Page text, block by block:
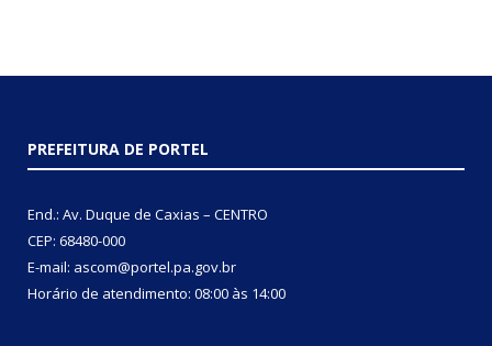
PREFEITURA DE PORTEL
End.: Av. Duque de Caxias – CENTRO
CEP: 68480-000
E-mail: ascom@portel.pa.gov.br
Horário de atendimento: 08:00 às 14:00